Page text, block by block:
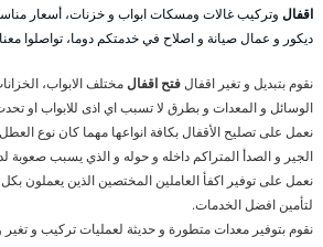
اقفال وتركيب غالات ومسكات ابواب و خزنات، أسعار
ديكور و عمال صيانة و اصلاح في خدمتكم دوما، تواصلوا
نقوم بتبديل و تغير اقفالفتح اقفالمختلف الابواب،
الوسائل و المعدات و بطرق لا تسبب اي اذى للابواب او
نعمل على تصليح الأقفال بكافة انواعها مهما كان نوع
الجير و الصدأ المتراكم داخله و حوله و الذي يسبب صعوبة
نعمل على توفير اكفأ العاملين المختصين الذين يعملون
لتأمين افضل الخدمات.
نقوم بتوفير معدات متطورة و حديثة لعمليات تركيب و تغير